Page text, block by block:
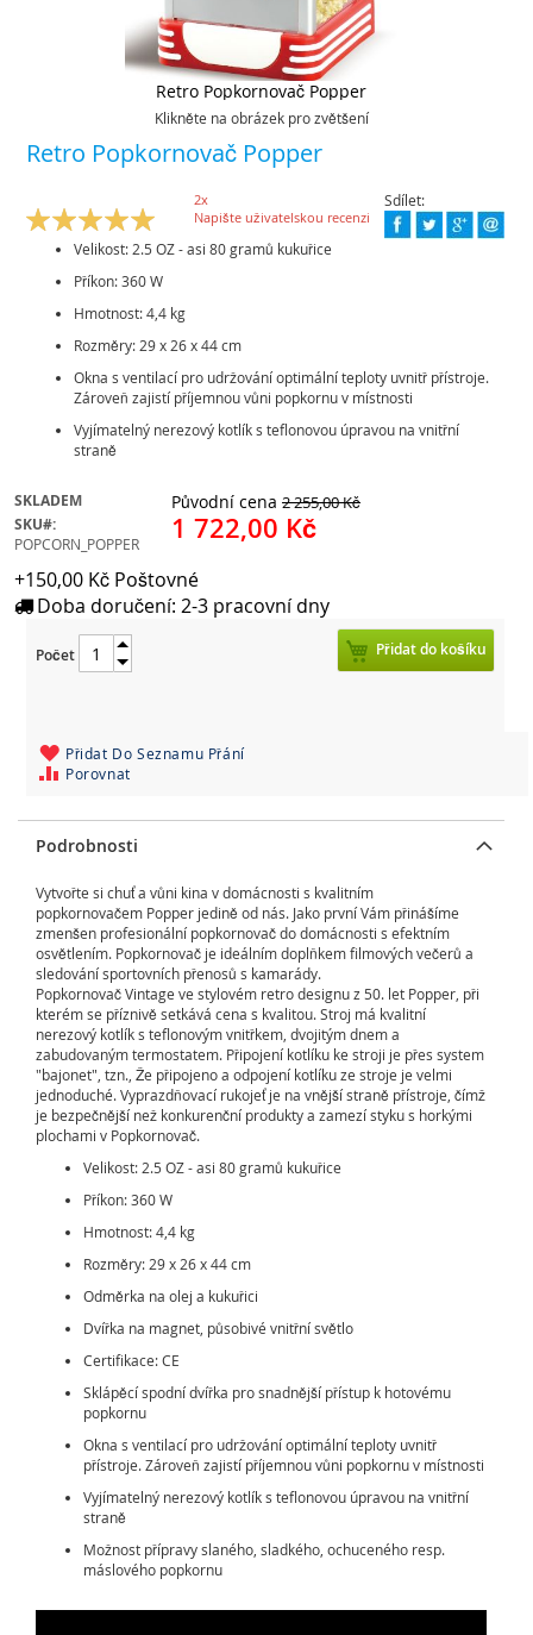
Retro Popkornovač Popper
Hodnocení:
100
% of100
2x
Napište uživatelskou recenzi
Sdílet:
Velikost: 2.5 OZ - asi 80 gramů kukuřice
Příkon: 360 W
Hmotnost: 4,4 kg
Rozměry: 29 x 26 x 44 cm
Okna s ventilací pro udržování optimální teploty uvnitř přístroje.
Zároveň zajistí příjemnou vůni popkornu v místnosti
Vyjímatelný nerezový kotlík s teflonovou úpravou na vnitřní
straně
Původní cena 2 255,00 Kč
Akční
1 722,00 Kč
SKLADEM
SKU
POPCORN_POPPER
+150,00 Kč Poštovné
Doba doručení: 2-3 pracovní dny
Počet Přidat do košíku
Přidat Do Seznamu Přání
Porovnat
Retro Popkornovač Popper
Klikněte na obrázek pro zvětšení
of
images
gallery
Podrobnosti
Vytvořte si chuť a vůni kina v domácnosti s kvalitním
popkornovačem Popper jedině od nás. Jako první Vám přinášíme
zmenšen profesionální popkornovač do domácnosti s efektním
osvětlením. Popkornovač je ideálním doplňkem filmových večerů a
sledování sportovních přenosů s kamarády.
Popkornovač Vintage ve stylovém retro designu z 50. let Popper, při
kterém se příznivě setkává cena s kvalitou. Stroj má kvalitní
nerezový kotlík s teflonovým vnitřkem, dvojitým dnem a
zabudovaným termostatem. Připojení kotlíku ke stroji je přes system
"bajonet", tzn., Že připojeno a odpojení kotlíku ze stroje je velmi
jednoduché. Vyprazdňovací rukojeť je na vnější straně přístroje, čímž
je bezpečnější než konkurenční produkty a zamezí styku s horkými
plochami v Popkornovač.
Velikost: 2.5 OZ - asi 80 gramů kukuřice
Příkon: 360 W
Hmotnost: 4,4 kg
Rozměry: 29 x 26 x 44 cm
Odměrka na olej a kukuřici
Dvířka na magnet, působivé vnitřní světlo
Certifikace: CE
Sklápěcí spodní dvířka pro snadnější přístup k hotovému
popkornu
Okna s ventilací pro udržování optimální teploty uvnitř
přístroje. Zároveň zajistí příjemnou vůni popkornu v místnosti
Vyjímatelný nerezový kotlík s teflonovou úpravou na vnitřní
straně
Možnost přípravy slaného, sladkého, ochuceného resp.
máslového popkornu